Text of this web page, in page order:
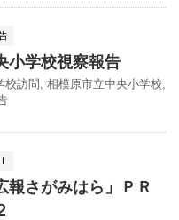
小学校視察報告
校訪問 , 相模原市立中央小学校,
報さがみはら」ＰＲ